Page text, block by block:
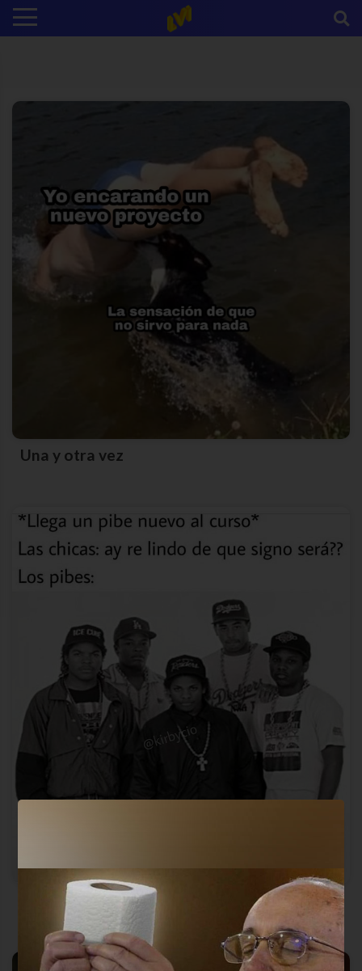
Una y otra vez
Entra el nuevo y…